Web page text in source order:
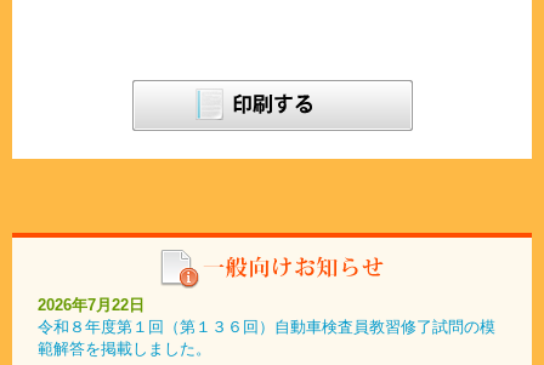
2026年7月22日
令和８年度第１回（第１３６回）自動車検査員教習修了試問の模
範解答を掲載しました。